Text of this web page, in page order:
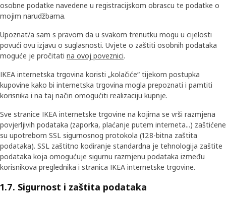
osobne podatke navedene u registracijskom obrascu te podatke o
mojim narudžbama.
Upoznat/a sam s pravom da u svakom trenutku mogu u cijelosti
povući ovu izjavu o suglasnosti. Uvjete o zaštiti osobnih podataka
moguće je pročitati na ovoj poveznici.
IKEA internetska trgovina koristi „kolačiće“ tijekom postupka
kupovine kako bi internetska trgovina mogla prepoznati i pamtiti
korisnika i na taj način omogućiti realizaciju kupnje.
Sve stranice IKEA internetske trgovine na kojima se vrši razmjena
povjerljivih podataka (zaporka, plaćanje putem interneta...) zaštićene
su upotrebom SSL sigurnosnog protokola (128-bitna zaštita
podataka). SSL zaštitno kodiranje standardna je tehnologija zaštite
podataka koja omogućuje sigurnu razmjenu podataka između
korisnikova preglednika i stranica IKEA internetske trgovine.
1.7. Sigurnost i zaštita podataka